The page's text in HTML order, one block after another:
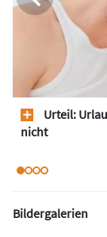
Urteil:
nicht
Bildergalerien